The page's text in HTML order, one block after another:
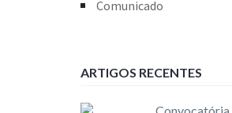
Comunicado
ARTIGOS RECENTES
Convocatória